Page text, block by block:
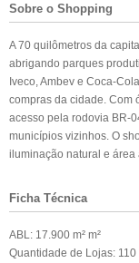
Sobre o Shopping
A 70 quilômetros da
abrigando parques
Iveco, Ambev e Coca-
compras da cidade. Com
acesso pela rodovia BR-
municípios vizinhos. O
iluminação natural e área
Ficha Técnica
ABL: 17.900 m² m²
Quantidade de Lojas: 110